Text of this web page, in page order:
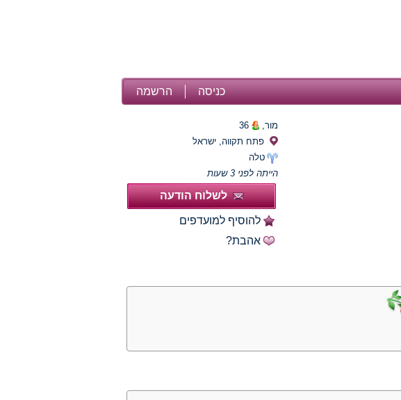
הרשמה כניסה
מור,
36
פתח תקווה, ישראל
טלה
הייתה לפני 3 שעות
לשלוח הודעה
להוסיף למועדפים
אהבת?